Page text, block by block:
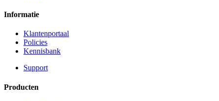
Informatie
Klantenportaal
Policies
Kennisbank
Support
Producten